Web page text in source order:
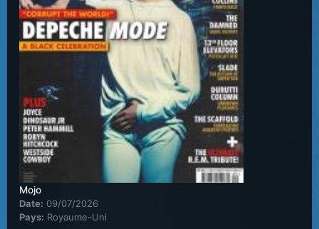
Mojo
Date: 09/07/2026
Pays: Royaume-Uni